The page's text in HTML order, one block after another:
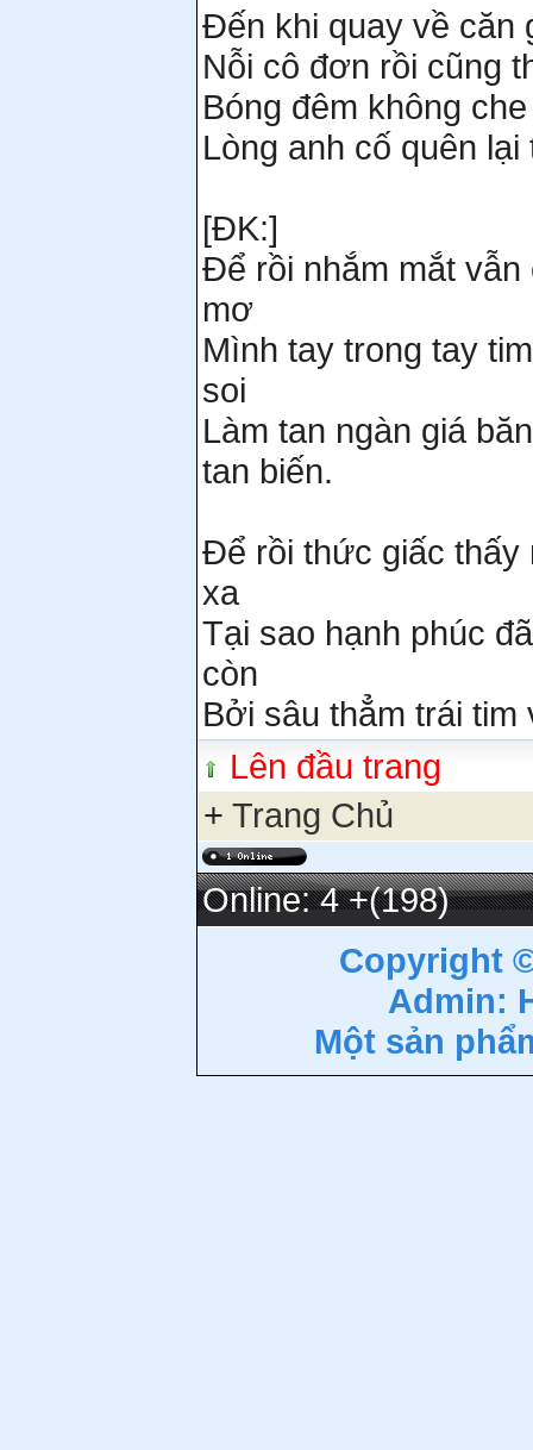
Đến khi quay về căn
Nỗi cô đơn rồi cũng
Bóng đêm không
Lòng anh cố quên lại
[ĐK:]
Để rồi nhắm mắt
mơ
Mình tay trong tay
soi
Làm tan ngàn giá
tan biến.
Để rồi thức giấc thấy
xa
Tại sao hạnh phúc
còn
Bởi sâu thẳm trái tim
Lên đầu trang
+ Trang Chủ
Online: 4+(198)
Copyright
Admin:
Một sản